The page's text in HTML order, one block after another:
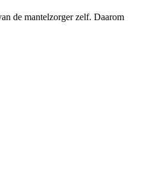
de mantelzorger zelf. Daarom